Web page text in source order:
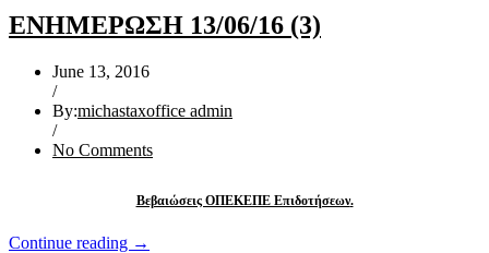
ΕΝΗΜΕΡΩΣΗ 13/06/16 (3)
June 13, 2016
/
By:michastaxoffice admin
/
No Comments
Βεβαιώσεις ΟΠΕΚΕΠΕ Επιδοτήσεων.
Continue reading “ΕΝΗΜΕΡΩΣΗ
→